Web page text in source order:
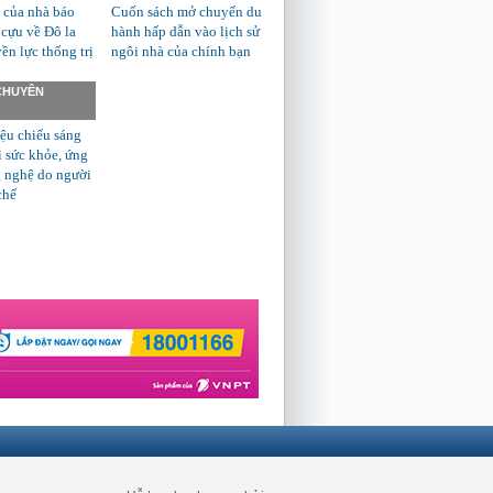
nhà báo
về Đô la
lực thống trị
Cuốn sách mở chuyến du
hành hấp dẫn vào lịch sử
ngôi nhà của chính bạn
chiếu sáng
khỏe, ứng
nghệ do người